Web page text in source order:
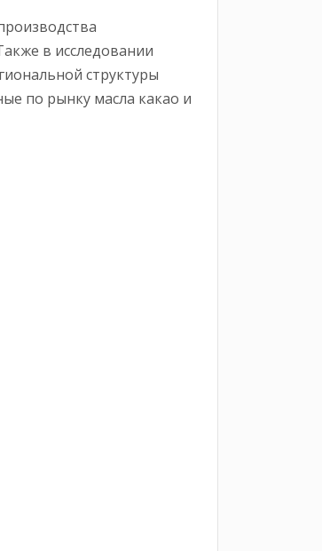
в исследовании
структуры
по рынку масла какао и